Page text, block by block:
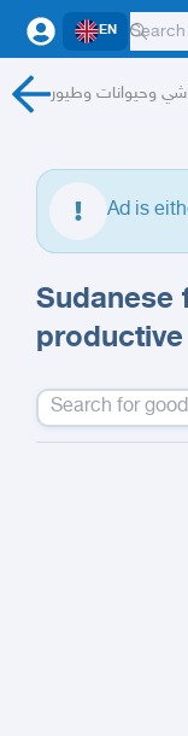
EN
وحيوانات وطيور
Ad is
Sudanese
productive